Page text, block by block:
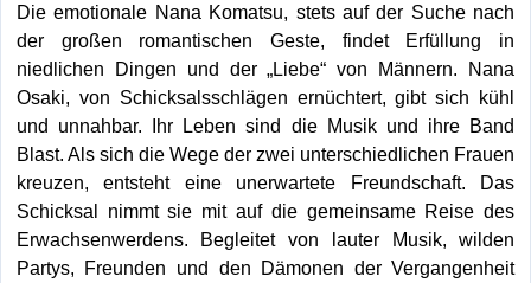
Die emotionale Nana Komatsu, stets auf der Suche nach
der großen romantischen Geste, findet Erfüllung in
niedlichen Dingen und der „Liebe“ von Männern. Nana
Osaki, von Schicksalsschlägen ernüchtert, gibt sich kühl
und unnahbar. Ihr Leben sind die Musik und ihre Band
Blast. Als sich die Wege der zwei unterschiedlichen Frauen
kreuzen, entsteht eine unerwartete Freundschaft. Das
Schicksal nimmt sie mit auf die gemeinsame Reise des
Erwachsenwerdens. Begleitet von lauter Musik, wilden
Partys, Freunden und den Dämonen der Vergangenheit